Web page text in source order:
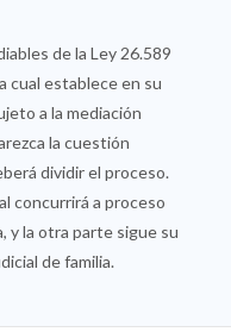
de la Ley 26.589
cual establece en su
a la mediación
la cuestión
dividir el proceso.
concurrirá a proceso
y la otra parte sigue su
de familia.